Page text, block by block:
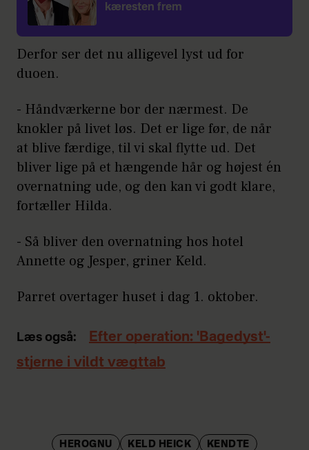
kæresten frem
Derfor ser det nu alligevel lyst ud for
duoen.
- Håndværkerne bor der nærmest. De
knokler på livet løs. Det er lige før, de når
at blive færdige, til vi skal flytte ud. Det
bliver lige på et hængende hår og højest én
overnatning ude, og den kan vi godt klare,
fortæller Hilda.
- Så bliver den overnatning hos hotel
Annette og Jesper, griner Keld.
Parret overtager huset i dag 1. oktober.
Læs også:
Efter operation: 'Bagedyst'-
stjerne i vildt vægttab
HEROGNU KELD HEICK KENDTE